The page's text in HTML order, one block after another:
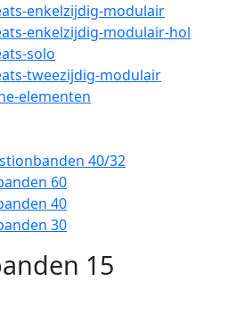
enkelzijdig-modulair
enkelzijdig-modulair-hol
solo
tweezijdig-modulair
elementen
40/32
60
40
30
15